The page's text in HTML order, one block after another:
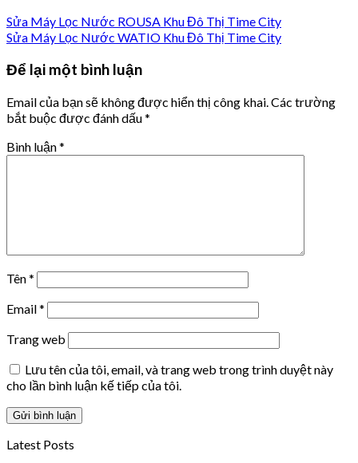
Sửa Máy Lọc Nước ROUSA Khu Đô Thị Time City
Sửa Máy Lọc Nước WATIO Khu Đô Thị Time City
Để lại một bình luận
Email của bạn sẽ không được hiển thị công khai. Các trường
bắt buộc được đánh dấu*
Bình luận*
Tên*
Email*
Trang web
Lưu tên của tôi, email, và trang web trong trình duyệt này
cho lần bình luận kế tiếp của tôi.
Latest Posts